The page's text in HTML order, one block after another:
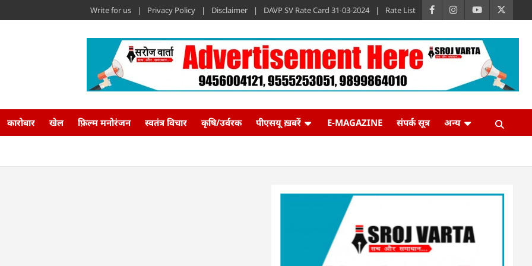
Write for us Privacy Policy Disclaimer DAVP SV Rate Card 31-03-2024 Rate List
कारोबार खेल फ़िल्म मनोरंजन स्वतंत्र विचार कृषि/उर्वरक पीएसयू ख़बरें E-MAGAZINE संपर्क सूत्र अन्य